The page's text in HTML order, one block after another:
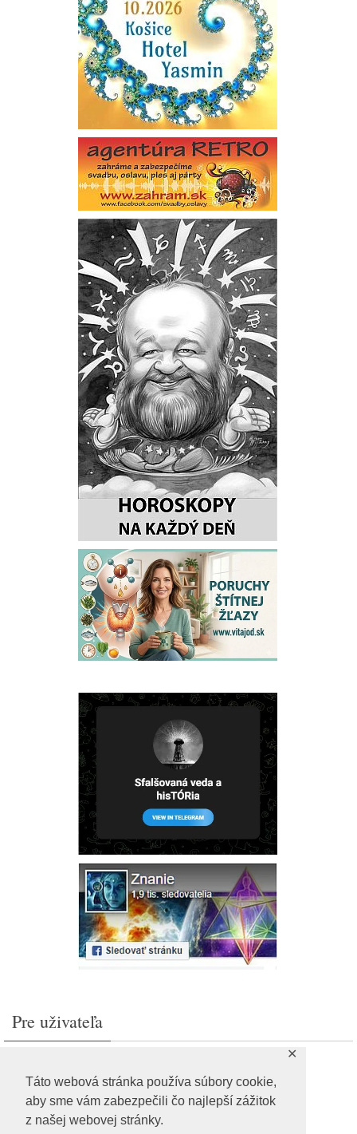
Táto webová stránka používa súbory cookie,
aby sme vám zabezpečili čo najlepší zážitok
z našej webovej stránky.
✕
Pre uživateľa
Feed záznamov
RSS feed komentárov
WordPress.org